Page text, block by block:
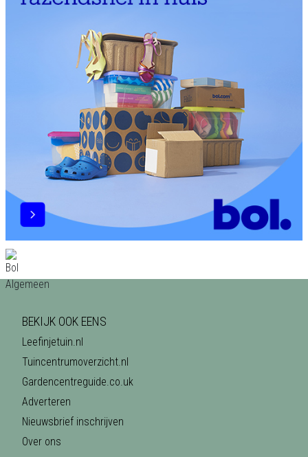
BEKIJK OOK EENS
Leefinjetuin.nl
Tuincentrumoverzicht.nl
Gardencentreguide.co.uk
Adverteren
Nieuwsbrief inschrijven
Over ons